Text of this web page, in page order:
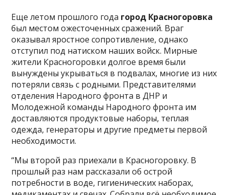
Еще летом прошлого года город Красногоровка
был местом ожесточенных сражений. Враг
оказывал яростное сопротивление, однако
отступил под натиском наших войск. Мирные
жители Красногоровки долгое время были
вынуждены укрываться в подвалах, многие из них
потеряли связь с родными. Представителями
отделения Народного фронта в ДНР и
Молодежной команды Народного фронта им
доставляются продуктовые наборы, теплая
одежда, генераторы и другие предметы первой
необходимости.
“Мы второй раз приехали в Красногоровку. В
прошлый раз нам рассказали об острой
потребности в воде, гигиенических наборах,